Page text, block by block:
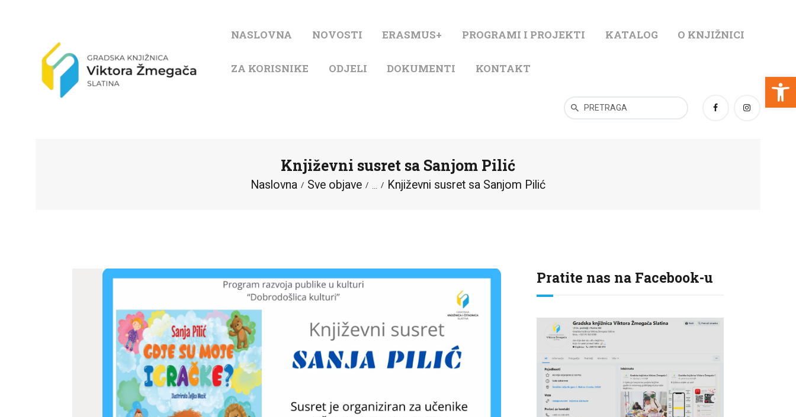
Open toolbar
NASLOVNA NOVOSTI ERASMUS+ PROGRAMI I PROJEKTI KATALOG O KNJIŽNICI
ZA KORISNIKE ODJELI DOKUMENTI KONTAKT
Književni susret sa Sanjom Pilić
Naslovna Sve objave ... Književni susret sa Sanjom Pilić
KATALOG
ODJELI
DOKUMENTI
KONTAKT
Pratite nas na Facebook-u